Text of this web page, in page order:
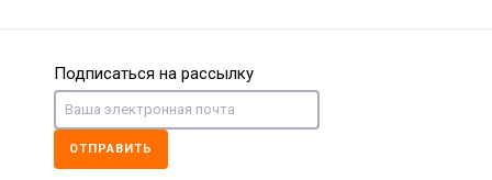
Подписаться на рассылку
ОТПРАВИТЬ